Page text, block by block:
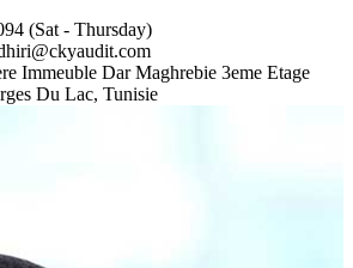
(Sat - Thursday)
Immeuble Dar Maghrebie 3eme Etage
Du Lac, Tunisie